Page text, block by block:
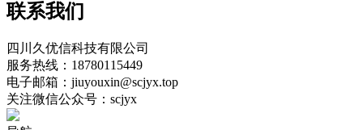
联系我们
四川久优信科技有限公司
服务热线：18780115449
电子邮箱：jiuyouxin@scjyx.top
关注微信公众号：scjyx